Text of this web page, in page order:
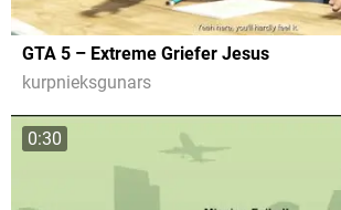
GTA 5 – Extreme Griefer Jesus
kurpnieksgunars
0:30